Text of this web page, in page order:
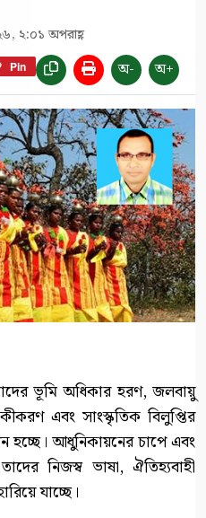
২:০১ অপরাহ্ণ
Pin অ- অ+
ভূমি অধিকার হরণ, জলবায়ু
এবং সাংস্কৃতিক বিলুপ্তির
হচ্ছে। আধুনিকায়নের চাপে এবং
নিজস্ব ভাষা, ঐতিহ্যবাহী
যাচ্ছে।